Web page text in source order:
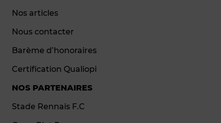
Nos articles
Nous contacter
Barème d’honoraires
Certification Qualiopi
NOS PARTENAIRES
Stade Rennais F.C